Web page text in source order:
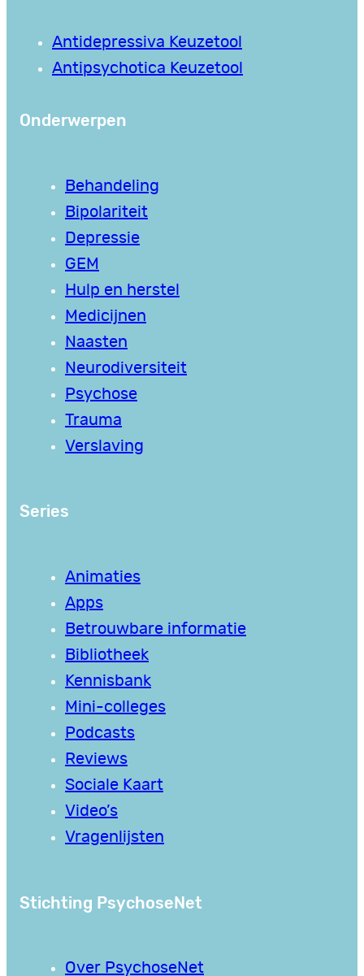
Antidepressiva Keuzetool
Antipsychotica Keuzetool
Onderwerpen
Behandeling
Bipolariteit
Depressie
GEM
Hulp en herstel
Medicijnen
Naasten
Neurodiversiteit
Psychose
Trauma
Verslaving
Series
Animaties
Apps
Betrouwbare informatie
Bibliotheek
Kennisbank
Mini-colleges
Podcasts
Reviews
Sociale Kaart
Video’s
Vragenlijsten
Stichting PsychoseNet
Over PsychoseNet